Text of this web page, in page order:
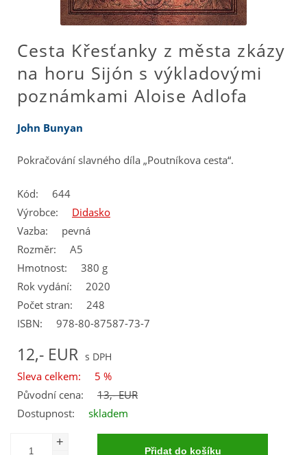
Cesta Křesťanky z města zkázy
na horu Sijón s výkladovými
poznámkami Aloise Adlofa
John Bunyan
Pokračování slavného díla „Poutníkova cesta“.
Kód:
644
Výrobce:
Didasko
Vazba:
pevná
Rozměr:
A5
Hmotnost:
380 g
Rok vydání:
2020
Počet stran:
248
ISBN:
978-80-87587-73-7
12,- EUR
Sleva celkem:
5 %
Původní cena:
13,- EUR
Dostupnost:
skladem